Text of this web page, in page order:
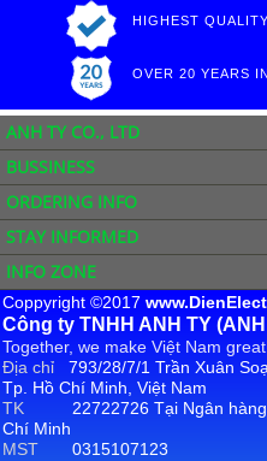
HIGHEST
OVER 20 YEARS
ANH TY CO., LTD
BUSSINESS
ORDERING INFO
STAY INFORMED
INFO ZONE
Coppyright ©2017
Công ty TNHH ANH TY
Together, we make Việt Nam
Địa chỉ793/28/7/1 Trần Xuân
Tp. Hồ Chí Minh, Việt Nam
TK22722726 Tại Ngân
Chí Minh
MST0315107123